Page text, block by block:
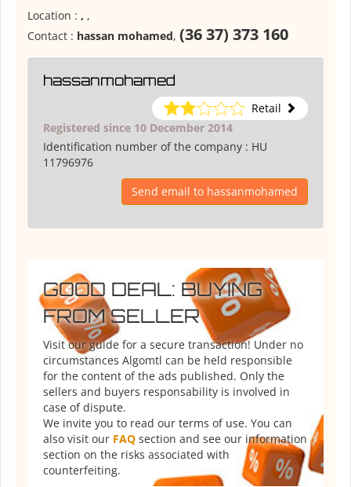
Location : , ,
Contact : hassan mohamed, (36 37) 373 160
hassanmohamed
Retail
Registered since 10 December 2014
Identification number of the company : HU
11796976
Send email to hassanmohamed
GOOD DEAL: BUYING
FROM SELLER
Visit our guide for a secure transaction! Under no
circumstances Algomtl can be held responsible
for the content of the ads published. Only the
sellers and buyers responsability is involved in
case of dispute.
We invite you to read our terms of use. You can
also visit our FAQ section and see our information
section on the risks associated with
counterfeiting.